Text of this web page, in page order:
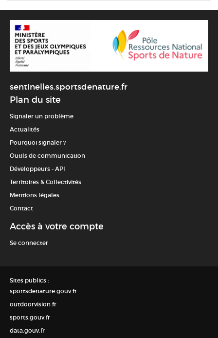
sentinelles.sportsdenature.fr
Plan du site
Signaler un problème
Actualités
Pourquoi signaler ?
Outils de communication
Développeurs - API
Territoires & Collectivités
Mentions légales
Contact
Accès à votre compte
Se connecter
Sites publics :
sportsdenature.gouv.fr
outdoorvision.fr
sports.gouv.fr
data.gouv.fr